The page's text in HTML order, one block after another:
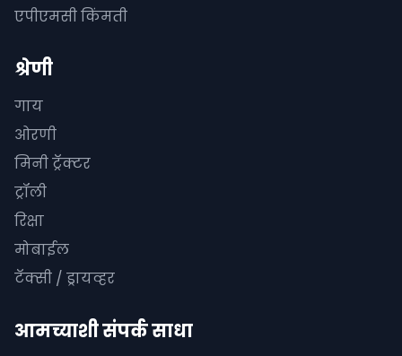
एपीएमसी किंमती
श्रेणी
गाय
ओरणी
मिनी ट्रॅक्टर
ट्रॉली
रिक्षा
मोबाईल
टॅक्सी / ड्रायव्हर
आमच्याशी संपर्क साधा